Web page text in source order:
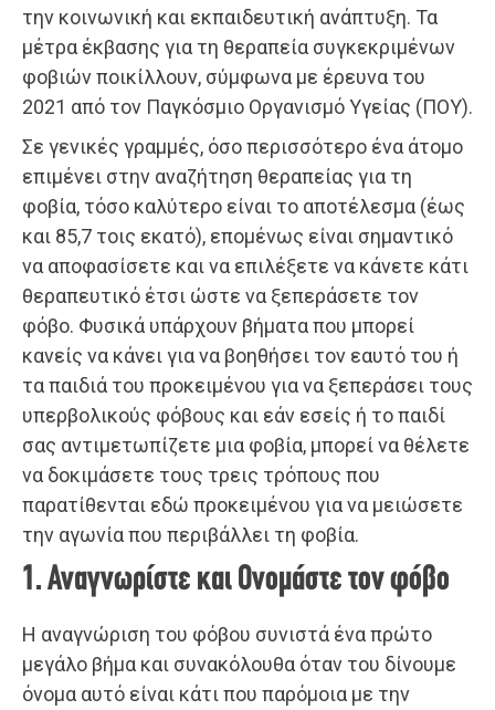
την κοινωνική και εκπαιδευτική ανάπτυξη. Τα
μέτρα έκβασης για τη θεραπεία συγκεκριμένων
φοβιών ποικίλλουν, σύμφωνα με έρευνα του
2021 από τον Παγκόσμιο Οργανισμό Υγείας (ΠΟΥ).
Σε γενικές γραμμές, όσο περισσότερο ένα άτομο
επιμένει στην αναζήτηση θεραπείας για τη
φοβία, τόσο καλύτερο είναι το αποτέλεσμα (έως
και 85,7 τοις εκατό), επομένως είναι σημαντικό
να αποφασίσετε και να επιλέξετε να κάνετε κάτι
θεραπευτικό έτσι ώστε να ξεπεράσετε τον
φόβο. Φυσικά υπάρχουν βήματα που μπορεί
κανείς να κάνει για να βοηθήσει τον εαυτό του ή
τα παιδιά του προκειμένου για να ξεπεράσει τους
υπερβολικούς φόβους και εάν εσείς ή το παιδί
σας αντιμετωπίζετε μια φοβία, μπορεί να θέλετε
να δοκιμάσετε τους τρεις τρόπους που
παρατίθενται εδώ προκειμένου για να μειώσετε
την αγωνία που περιβάλλει τη φοβία.
1. Αναγνωρίστε και Ονομάστε τον φόβο
Η αναγνώριση του φόβου συνιστά ένα πρώτο
μεγάλο βήμα και συνακόλουθα όταν του δίνουμε
όνομα αυτό είναι κάτι που παρόμοια με την